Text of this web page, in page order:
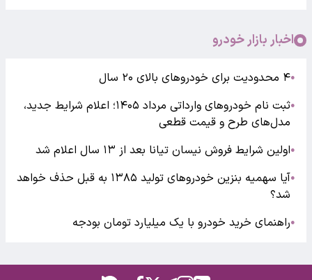
اخبار بازار خودرو
●۴ محدودیت برای خودروهای بالای ۲۰ سال
●
ثبت نام خودروهای وارداتی مرداد ۱۴۰۵؛ اعلام شرایط جدید،
مدل‌های طرح و قیمت قطعی
●اولین شرایط فروش نیسان تیانا بعد از ۱۳ سال اعلام شد
●
آیا سهمیه بنزین خودروهای تولید ۱۳۸۵ به قبل حذف خواهد
شد؟
●راهنمای خرید خودرو با یک میلیارد تومان بودجه